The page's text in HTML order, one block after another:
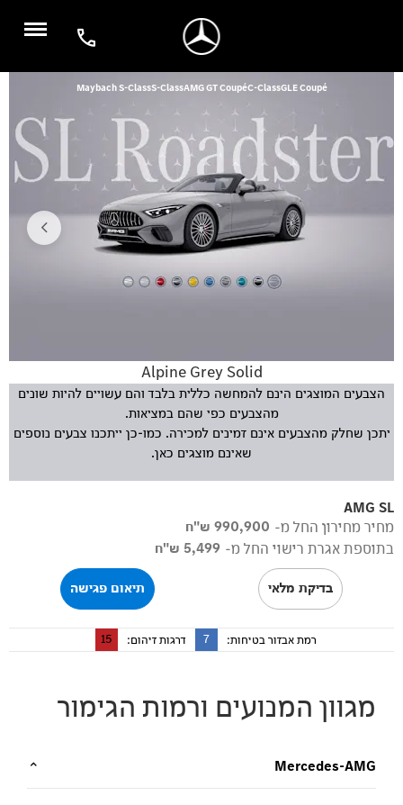
הבא
Alpine Grey Solid
הצבעים המוצגים הינם להמחשה כללית בלבד והם עשויים להיות שונים
מהצבעים כפי שהם במציאות.
יתכן שחלק מהצבעים אינם זמינים למכירה. כמו-כן ייתכנו צבעים נוספים
שאינם מוצגים כאן.
GLE Coupé
C-Class
AMG GT Coupé
S-Class
Maybach S-Class
AMG SL
מחיר מחירון החל מ- 990,900 ש"ח
בתוספת אגרת רישוי החל מ- 5,499 ש"ח
בדיקת מלאי תיאום פגישה
רמת אבזור בטיחות: 7 דרגות זיהום: 15
מגוון המנועים ורמות הגימור
Mercedes-AMG